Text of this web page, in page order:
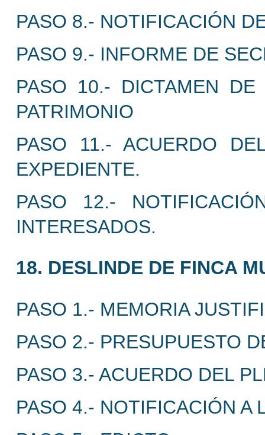
PASO 8.- NOTIFICACIÓN
PASO 9.- INFORME DE
PASO 10.- DICTAMEN
PATRIMONIO
PASO 11.- ACUERDO
EXPEDIENTE.
PASO 12.-
INTERESADOS.
18. DESLINDE DE FINCA
PASO 1.- MEMORIA
PASO 2.- PRESUPUESTO
PASO 3.- ACUERDO DEL
PASO 4.- NOTIFICACIÓN A